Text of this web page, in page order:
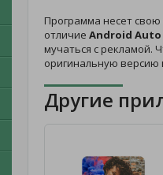
Программа несет
отличие Android Auto
мучаться с рекламой.
оригинальную версию
Другие